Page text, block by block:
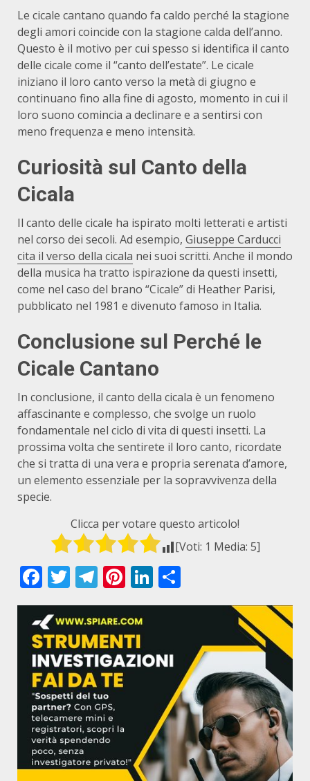
Le cicale cantano quando fa caldo perché la stagione
degli amori coincide con la stagione calda dell’anno.
Questo è il motivo per cui spesso si identifica il canto
delle cicale come il “canto dell’estate”. Le cicale
iniziano il loro canto verso la metà di giugno e
continuano fino alla fine di agosto, momento in cui il
loro suono comincia a declinare e a sentirsi con
meno frequenza e meno intensità.
Curiosità sul Canto della
Cicala
Il canto delle cicale ha ispirato molti letterati e artisti
nel corso dei secoli. Ad esempio, Giuseppe Carducci
cita il verso della cicala nei suoi scritti. Anche il mondo
della musica ha tratto ispirazione da questi insetti,
come nel caso del brano “Cicale” di Heather Parisi,
pubblicato nel 1981 e divenuto famoso in Italia.
Conclusione sul Perché le
Cicale Cantano
In conclusione, il canto della cicala è un fenomeno
affascinante e complesso, che svolge un ruolo
fondamentale nel ciclo di vita di questi insetti. La
prossima volta che sentirete il loro canto, ricordate
che si tratta di una vera e propria serenata d’amore,
un elemento essenziale per la sopravvivenza della
specie.
Clicca per votare questo articolo!
[Voti: 1 Media: 5]
Facebook
Twitter
Telegram
Pinterest
LinkedIn